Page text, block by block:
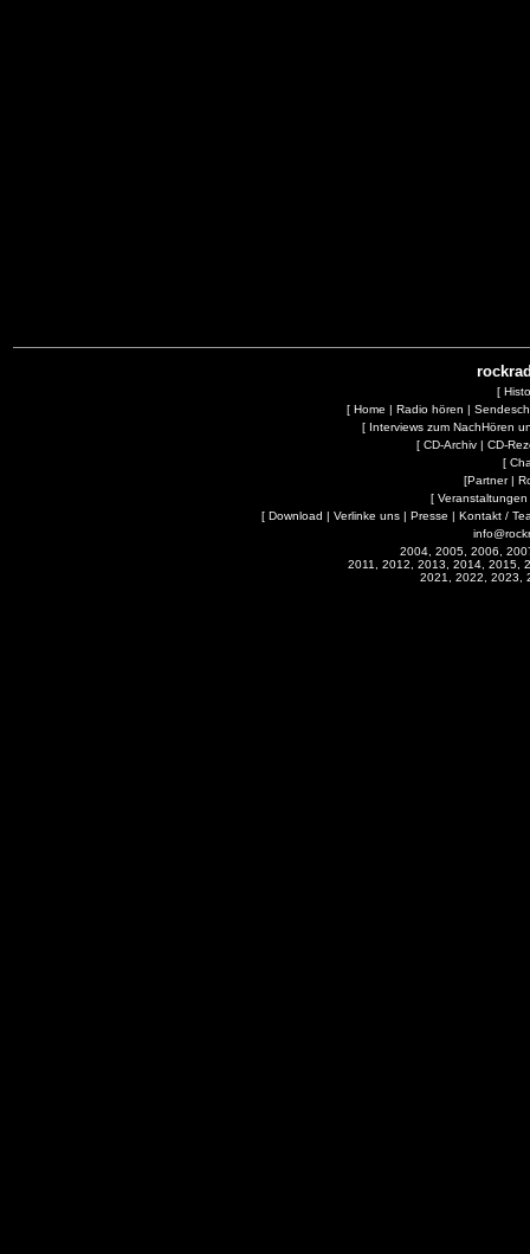
[
[ Home | Radio hören |
[ Interviews zum NachHören
[ CD-Archiv| CD-
[
[Partner|
[ Veranstaltungen
[ Download | Verlinke uns | Presse | Kontakt /
2004, 2005, 2006,
2011, 2012, 2013, 2014, 2015,
2021, 2022, 2023,